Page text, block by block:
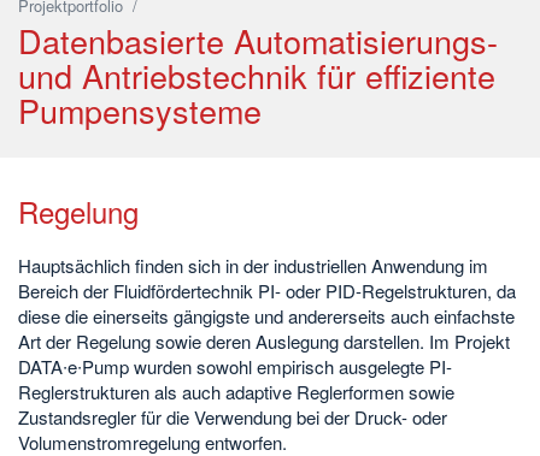
Projektportfolio /
Datenbasierte Automatisierungs-
und Antriebstechnik für effiziente
Pumpensysteme
Regelung
Hauptsächlich finden sich in der industriellen Anwendung im
Bereich der Fluidfördertechnik PI- oder PID-Regelstrukturen, da
diese die einerseits gängigste und andererseits auch einfachste
Art der Regelung sowie deren Auslegung darstellen. Im Projekt
DATA∙e∙Pump wurden sowohl empirisch ausgelegte PI-
Reglerstrukturen als auch adaptive Reglerformen sowie
Zustandsregler für die Verwendung bei der Druck- oder
Volumenstromregelung entworfen.